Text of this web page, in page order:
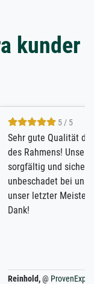
kunder
und
es
nicht